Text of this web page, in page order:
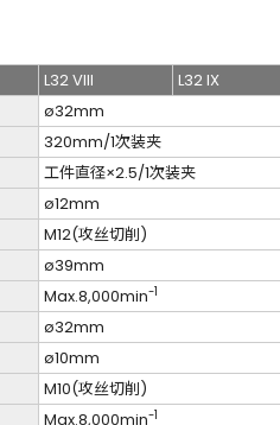
L32 VIII
L32 IX
ø32mm
320mm/1次装夹
工件直径×2.5/1次装夹
ø12mm
M12(攻丝切削)
ø39mm
Max.8,000min-1
ø32mm
ø10mm
M10(攻丝切削)
Max.8,000min-1